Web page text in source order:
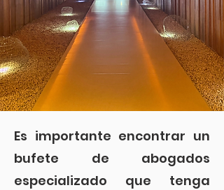
Es importante encontrar un
bufete de abogados
especializado que tenga